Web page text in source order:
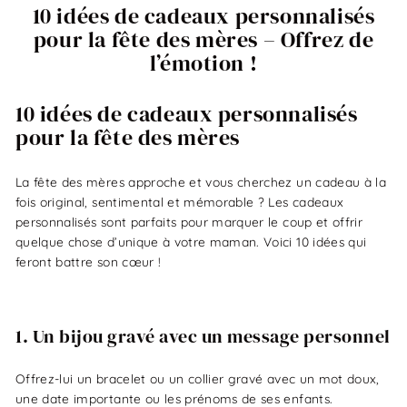
10 idées de cadeaux personnalisés
pour la fête des mères – Offrez de
l’émotion !
10 idées de cadeaux personnalisés
pour la fête des mères
La fête des mères approche et vous cherchez un cadeau à la
fois original, sentimental et mémorable ? Les cadeaux
personnalisés sont parfaits pour marquer le coup et offrir
quelque chose d’unique à votre maman. Voici 10 idées qui
feront battre son cœur !
1. Un bijou gravé avec un message personnel
Offrez-lui un bracelet ou un collier gravé avec un mot doux,
une date importante ou les prénoms de ses enfants.